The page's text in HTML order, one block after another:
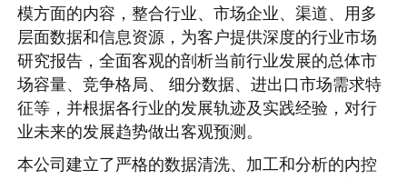
模方面的内容，整合行业、市场企业、渠道、用多
层面数据和信息资源，为客户提供深度的行业市场
研究报告，全面客观的剖析当前行业发展的总体市
场容量、竞争格局、 细分数据、进出口市场需求特
征等，并根据各行业的发展轨迹及实践经验，对行
业未来的发展趋势做出客观预测。
本公司建立了严格的数据清洗、加工和分析的内控